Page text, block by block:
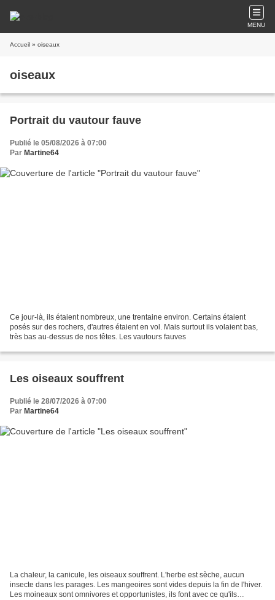
MENU
Accueil » oiseaux
oiseaux
Portrait du vautour fauve
Publié le 05/08/2026 à 07:00
Par Martine64
Ce jour-là, ils étaient nombreux, une trentaine environ. Certains étaient
posés sur des rochers, d'autres étaient en vol. Mais surtout ils volaient bas,
très bas au-dessus de nos têtes. Les vautours fauves
Les oiseaux souffrent
Publié le 28/07/2026 à 07:00
Par Martine64
La chaleur, la canicule, les oiseaux souffrent. L'herbe est sèche, aucun
insecte dans les parages. Les mangeoires sont vides depuis la fin de l'hiver.
Les moineaux sont omnivores et opportunistes, ils font avec ce qu'ils